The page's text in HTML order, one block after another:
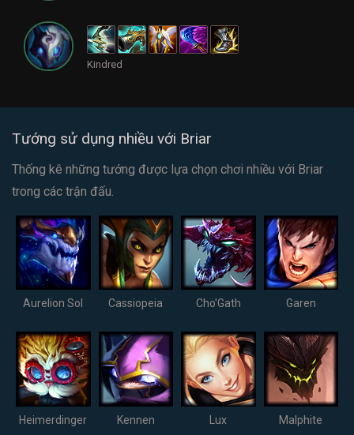
Kindred
Tướng sử dụng nhiều với Briar
Thống kê những tướng được lựa chọn chơi nhiều với Briar
trong các trận đấu.
Aurelion Sol Cassiopeia Cho'Gath Garen
Heimerdinger Kennen Lux Malphite